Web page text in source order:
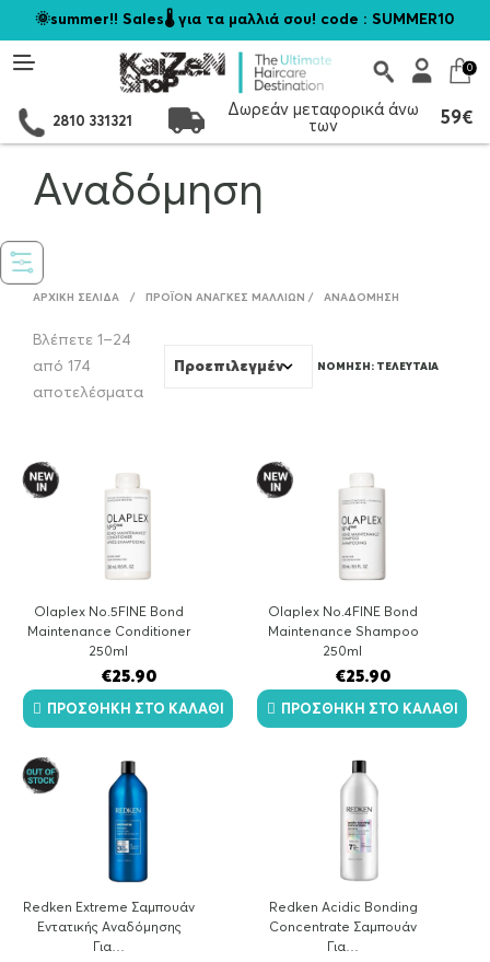
🌞summer!! Sales🌡️ για τα μαλλιά σου! code : SUMMER10
0
2810 331321
Δωρεάν μεταφορικά άνω
των
59€
Αναδόμηση
ΑΡΧΙΚΉ ΣΕΛΊΔΑ / ΠΡΟΪΌΝ ΑΝΆΓΚΕΣ ΜΑΛΛΙΏΝ / ΑΝΑΔΌΜΗΣΗ
Βλέπετε 1–24
από 174
αποτελέσματαSorted
Olaplex No.5FINE Bond
Maintenance Conditioner
250ml
€25.90
ΠΡΟΣΘΉΚΗ ΣΤΟ ΚΑΛΆΘΙ
Olaplex No.4FINE Bond
Maintenance Shampoo
250ml
€25.90
ΠΡΟΣΘΉΚΗ ΣΤΟ ΚΑΛΆΘΙ
Redken Extreme Σαμπουάν
Εντατικής Αναδόμησης
Για…
Redken Acidic Bonding
Concentrate Σαμπουάν
Για…